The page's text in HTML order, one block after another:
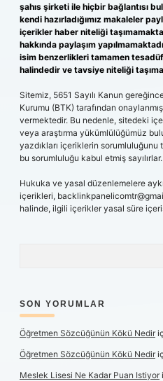
şahıs şirketi ile hiçbir bağlantısı
kendi hazırladığımız makaleler
içerikler haber niteliği
hakkında paylaşım
isim benzerlikleri tamamen
halindedir ve tavsiye niteliği
Sitemiz, 5651 Sayılı Kanun
Kurumu (BTK) tarafından
vermektedir. Bu nedenle, sitedeki
veya araştırma yükümlülüğümüz
yazdıkları içeriklerin
bu sorumluluğu kabul etmiş sayılırlar.
Hukuka ve yasal düzenlemelere
içerikleri,
halinde, ilgili içerikler yasal süre
SON YORUMLAR
Öğretmen Sözcüğünün Kökü Nedir
Öğretmen Sözcüğünün Kökü Nedir
Meslek Lisesi Ne Kadar Puan Istiyor